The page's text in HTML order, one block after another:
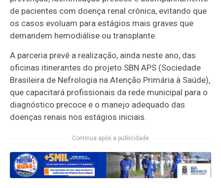
de pacientes com doença renal crônica, evitando que
os casos evoluam para estágios mais graves que
demandem hemodiálise ou transplante.
A parceria prevê a realização, ainda neste ano, das
oficinas itinerantes do projeto SBN APS (Sociedade
Brasileira de Nefrologia na Atenção Primária à Saúde),
que capacitará profissionais da rede municipal para o
diagnóstico precoce e o manejo adequado das
doenças renais nos estágios iniciais.
Continua após a publicidade